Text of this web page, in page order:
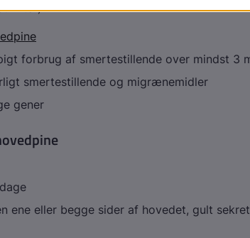
forbrug af smertestillende over mindst 3
smertestillende og migrænemidler
gener
ene eller begge sider af hovedet, gult